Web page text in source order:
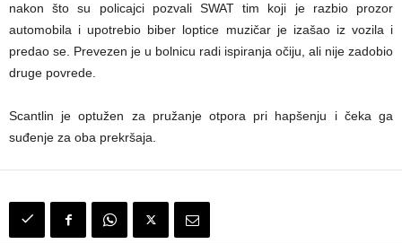
nakon što su policajci pozvali SWAT tim koji je razbio prozor
automobila i upotrebio biber loptice muzičar je izašao iz vozila i
predao se. Prevezen je u bolnicu radi ispiranja očiju, ali nije zadobio
druge povrede.
Scantlin je optužen za pružanje otpora pri hapšenju i čeka ga
suđenje za oba prekršaja.